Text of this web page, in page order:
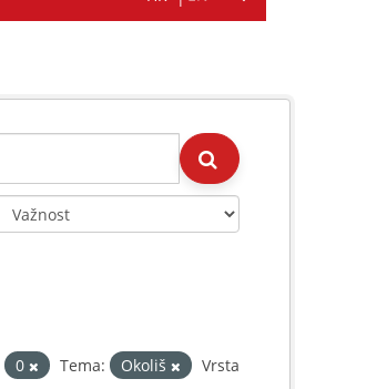
0 Tema: Okoliš
Vrsta